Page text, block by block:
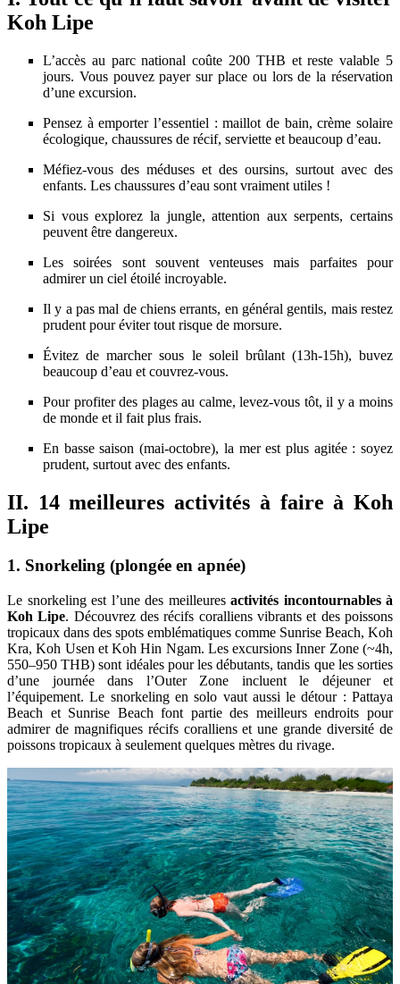
Koh Lipe
L’accès au parc national coûte 200 THB et reste valable 5
jours. Vous pouvez payer sur place ou lors de la réservation
d’une excursion.
Pensez à emporter l’essentiel : maillot de bain, crème solaire
écologique, chaussures de récif, serviette et beaucoup d’eau.
Méfiez-vous des méduses et des oursins, surtout avec des
enfants. Les chaussures d’eau sont vraiment utiles !
Si vous explorez la jungle, attention aux serpents, certains
peuvent être dangereux.
Les soirées sont souvent venteuses mais parfaites pour
admirer un ciel étoilé incroyable.
Il y a pas mal de chiens errants, en général gentils, mais restez
prudent pour éviter tout risque de morsure.
Évitez de marcher sous le soleil brûlant (13h-15h), buvez
beaucoup d’eau et couvrez-vous.
Pour profiter des plages au calme, levez-vous tôt, il y a moins
de monde et il fait plus frais.
En basse saison (mai-octobre), la mer est plus agitée : soyez
prudent, surtout avec des enfants.
II. 14 meilleures activités à faire à Koh
Lipe
1. Snorkeling (plongée en apnée)
Le snorkeling est l’une des meilleures activités incontournables à
Koh Lipe. Découvrez des récifs coralliens vibrants et des poissons
tropicaux dans des spots emblématiques comme Sunrise Beach, Koh
Kra, Koh Usen et Koh Hin Ngam. Les excursions Inner Zone (~4h,
550–950 THB) sont idéales pour les débutants, tandis que les sorties
d’une journée dans l’Outer Zone incluent le déjeuner et
l’équipement. Le snorkeling en solo vaut aussi le détour : Pattaya
Beach et Sunrise Beach font partie des meilleurs endroits pour
admirer de magnifiques récifs coralliens et une grande diversité de
poissons tropicaux à seulement quelques mètres du rivage.